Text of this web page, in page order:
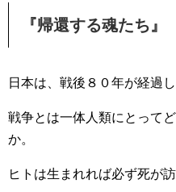
『帰還する魂たち』
日本は、戦後８０年が経過し
戦争とは一体人類にとって
か。
ヒトは生まれれば必ず死が訪